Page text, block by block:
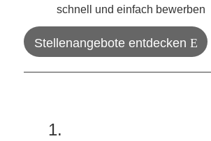
schnell und einfach bewerben
Stellenangebote entdecken
1.